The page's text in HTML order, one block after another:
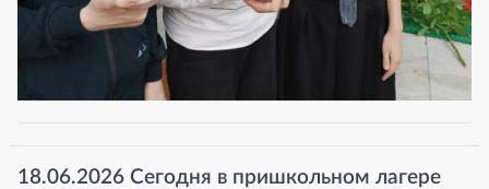
18.06.2026 Сегодня в пришкольном лагере